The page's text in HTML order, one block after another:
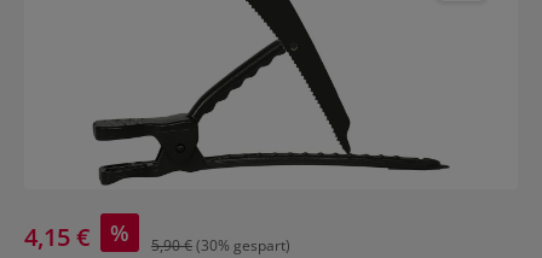
4,15 € % 5,90 €(30% gespart)